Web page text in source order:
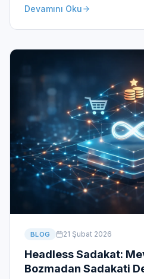
Devamını Oku
BLOG 21 Şubat 2026
Headless Sadakat:
Bozmadan Sadakati